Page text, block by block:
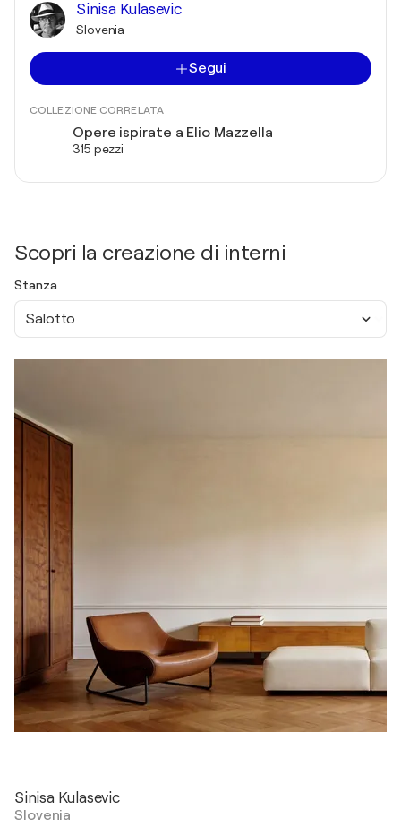
Sinisa Kulasevic
Slovenia
Segui
COLLEZIONE CORRELATA
Opere ispirate a Elio Mazzella
315 pezzi
Scopri la creazione di interni
Stanza
Salotto
Sinisa Kulasevic
Slovenia